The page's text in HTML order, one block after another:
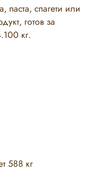
паста, спагети или
готов за
кг.
588 кг